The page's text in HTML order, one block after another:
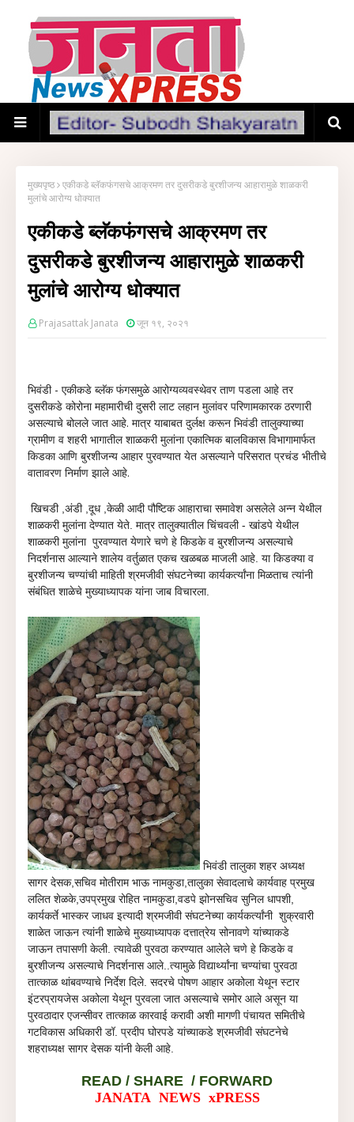
मुख्यपृष्ठ एकीकडे ब्लॅकफंगसचे आक्रमण तर दुसरीकडे बुरशीजन्य आहारामुळे शाळकरी
मुलांचे आरोग्य धोक्यात
एकीकडे ब्लॅकफंगसचे आक्रमण तर
दुसरीकडे बुरशीजन्य आहारामुळे शाळकरी
मुलांचे आरोग्य धोक्यात
Prajasattak Janata जून १९, २०२१
भिवंडी - एकीकडे ब्लॅक फंगसमुळे आरोग्यव्यवस्थेवर ताण पडला आहे तर
दुसरीकडे कोरोना महामारीची दुसरी लाट लहान मुलांवर परिणामकारक ठरणारी
असल्याचे बोलले जात आहे. मात्र याबाबत दुर्लक्ष करून भिवंडी तालुक्याच्या
ग्रामीण व शहरी भागातील शाळकरी मुलांना एकात्मिक बालविकास विभागामार्फत
किडका आणि बुरशीजन्य आहार पुरवण्यात येत असल्याने परिसरात प्रचंड भीतीचे
वातावरण निर्माण झाले आहे.
खिचडी ,अंडी ,दूध ,केळी आदी पौष्टिक आहाराचा समावेश असलेले अन्न येथील
शाळकरी मुलांना देण्यात येते. मात्र तालुक्यातील चिंचवली - खांडपे येथील
शाळकरी मुलांना पुरवण्यात येणारे चणे हे किडके व बुरशीजन्य असल्याचे
निदर्शनास आल्याने शालेय वर्तुळात एकच खळबळ माजली आहे. या किडक्या व
बुरशीजन्य चण्यांची माहिती श्रमजीवी संघटनेच्या कार्यकर्त्यांना मिळताच त्यांनी
संबंधित शाळेचे मुख्याध्यापक यांना जाब विचारला.
भिवंडी तालुका शहर अध्यक्ष
सागर देसक,सचिव मोतीराम भाऊ नामकुडा,तालुका सेवादलाचे कार्यवाह प्रमुख
ललित शेळके,उपप्रमुख रोहित नामकुडा,वडपे झोनसचिव सुनिल धापशी,
कार्यकर्ते भास्कर जाधव इत्यादी श्रमजीवी संघटनेच्या कार्यकर्त्यांनी शुक्रवारी
शाळेत जाऊन त्यांनी शाळेचे मुख्याध्यापक दत्तात्रेय सोनावणे यांच्याकडे
जाऊन तपासणी केली. त्यावेळी पुरवठा करण्यात आलेले चणे हे किडके व
बुरशीजन्य असल्याचे निदर्शनास आले..त्यामुळे विद्यार्थ्यांना चण्यांचा पुरवठा
तात्काळ थांबवण्याचे निर्देश दिले. सदरचे पोषण आहार अकोला येथून स्टार
इंटरप्रायजेस अकोला येथून पुरवला जात असल्याचे समोर आले असून या
पुरवठादार एजन्सीवर तात्काळ कारवाई करावी अशी मागणी पंचायत समितीचे
गटविकास अधिकारी डॉ. प्रदीप घोरपडे यांच्याकडे श्रमजीवी संघटनेचे
शहराध्यक्ष सागर देसक यांनी केली आहे.
READ / SHARE / FORWARD
JANATA NEWS xPRESS